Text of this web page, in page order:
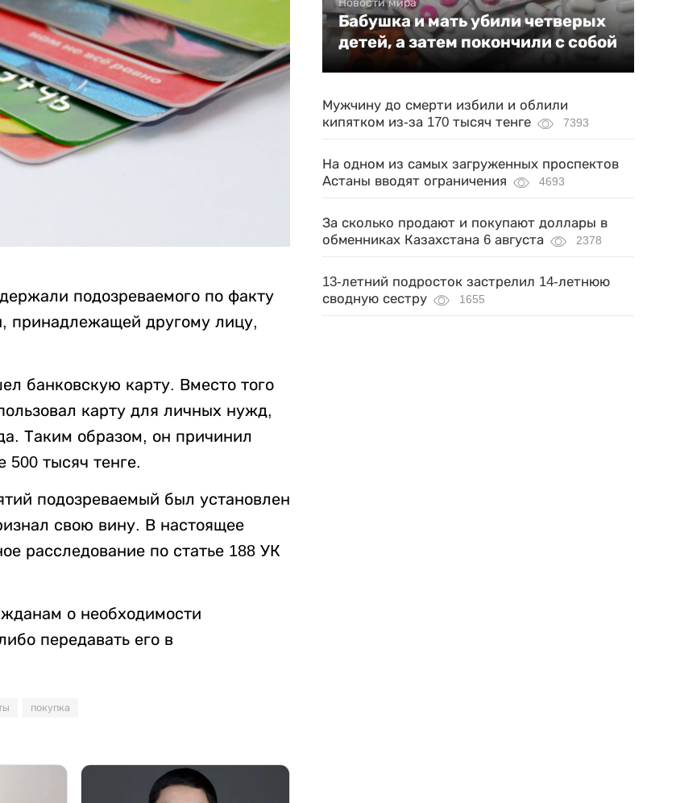
подозреваемого по факту
принадлежащей другому лицу,
банковскую карту. Вместо того
карту для личных нужд,
Таким образом, он причинил
тысяч тенге.
подозреваемый был установлен
свою вину. В настоящее
расследование по статье 188 УК
о необходимости
передавать его в
покупка
Бабушка и мать убили четверых
детей, а затем покончили с собой
Мужчину до смерти избили и облили
кипятком из-за 170 тысяч тенге
7393
На одном из самых загруженных проспектов
Астаны вводят ограничения
4693
За сколько продают и покупают доллары в
обменниках Казахстана 6 августа
2378
13-летний подросток застрелил 14-летнюю
сводную сестру
1655